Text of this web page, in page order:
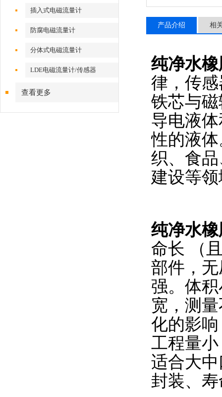
插入式电磁流量计
防腐电磁流量计
分体式电磁流量计
LDE电磁流量计/传感器
查看更多
产品介绍 相
纯净水
律，传
铁芯与
导电液
性的液
织、食
建设等
纯净水
命长 （
部件，
强。体
宽，测
化的影
工程量
适合大
封装、